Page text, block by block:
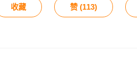
收藏 赞 (113)